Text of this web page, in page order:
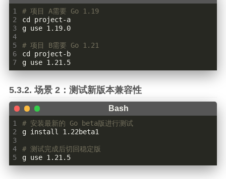
20
g clean
1
2
3
4
5
6
7
# 项目 A需要 Go 1.19
cd
# 项目 B需要 Go 1.21
cd
g use 1.21.5
场景 2：测试新版本兼容性
1
2
3
4
5
# 安装最新的 Go beta版进行测试
# 测试完成后切回稳定版
g use 1.21.5